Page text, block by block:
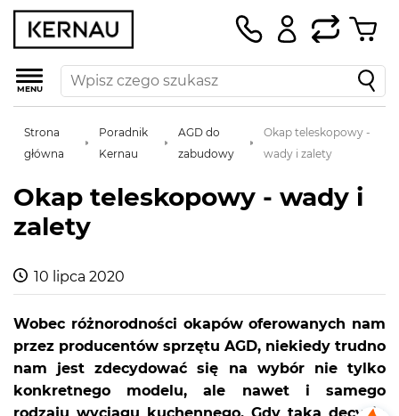
MENU
Strona
główna
Poradnik
Kernau
AGD do
zabudowy
Okap teleskopowy -
wady i zalety
Okap teleskopowy - wady i
zalety
10 lipca 2020
Wobec różnorodności okapów oferowanych nam
przez producentów sprzętu AGD, niekiedy trudno
nam jest zdecydować się na wybór nie tylko
konkretnego modelu, ale nawet i samego